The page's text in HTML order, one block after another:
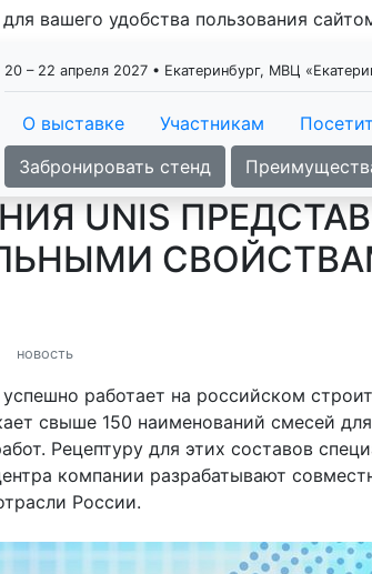
вашего удобства пользования
20 – 22 апреля 2027 • Екатеринбург, МВЦ
О выставке Участникам
Забронировать стенд
UNIS
новость
работает на российском
свыше 150 наименований смесей
Рецептуру для этих составов
компании разрабатывают
России.